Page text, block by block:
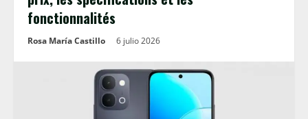
fonctionnalités
Rosa María Castillo 6 julio 2026